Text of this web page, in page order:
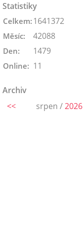
Statistiky
Online: 11
Celkem: 1641372
Měsíc: 42088
Den: 1479
Archiv
<<
srpen /2026